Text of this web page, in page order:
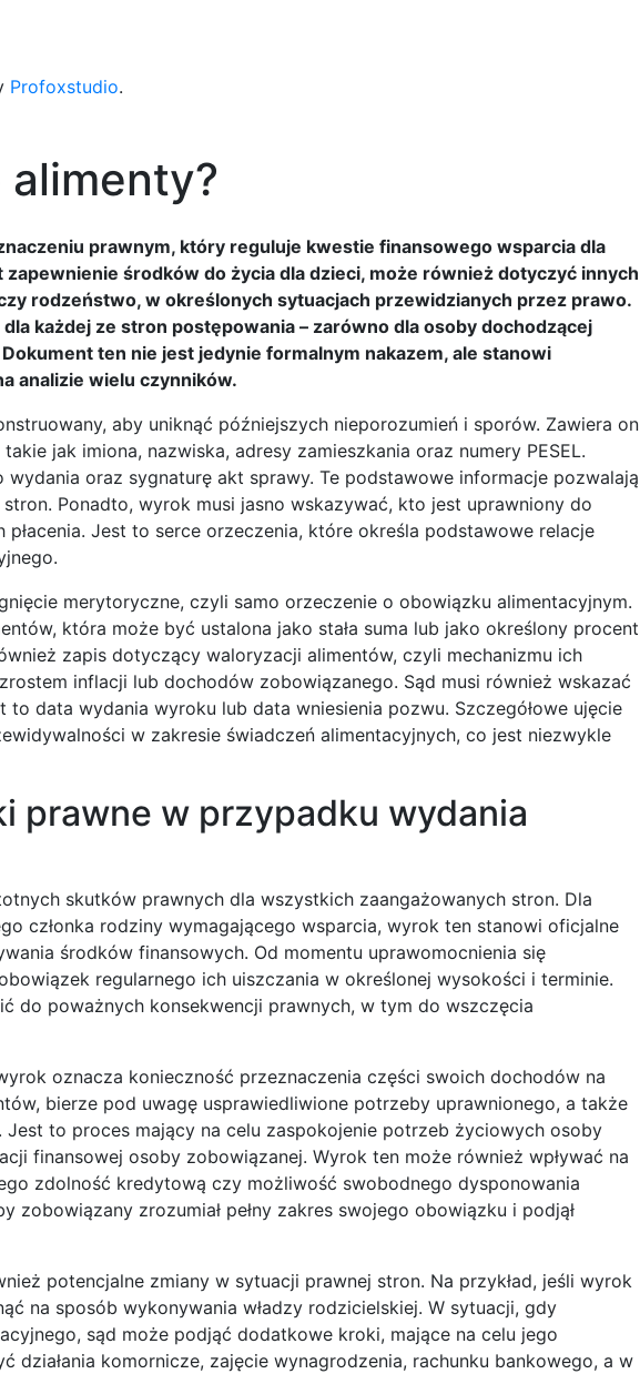
Profoxstudio.
prawnym, który reguluje kwestie finansowego wsparcia dla
środków do życia dla dzieci, może również dotyczyć innych
rodzeństwo, w określonych sytuacjach przewidzianych przez prawo.
każdej ze stron postępowania – zarówno dla osoby dochodzącej
ten nie jest jedynie formalnym nakazem, ale stanowi
analizie wielu czynników.
aby uniknąć późniejszych nieporozumień i sporów. Zawiera on
jak imiona, nazwiska, adresy zamieszkania oraz numery PESEL.
oraz sygnaturę akt sprawy. Te podstawowe informacje pozwalają
Ponadto, wyrok musi jasno wskazywać, kto jest uprawniony do
Jest to serce orzeczenia, które określa podstawowe relacje
merytoryczne, czyli samo orzeczenie o obowiązku alimentacyjnym.
która może być ustalona jako stała suma lub jako określony procent
zapis dotyczący waloryzacji alimentów, czyli mechanizmu ich
inflacji lub dochodów zobowiązanego. Sąd musi również wskazać
data wydania wyroku lub data wniesienia pozwu. Szczegółowe ujęcie
w zakresie świadczeń alimentacyjnych, co jest niezwykle
prawne w przypadku wydania
skutków prawnych dla wszystkich zaangażowanych stron. Dla
członka rodziny wymagającego wsparcia, wyrok ten stanowi oficjalne
środków finansowych. Od momentu uprawomocnienia się
regularnego ich uiszczania w określonej wysokości i terminie.
do poważnych konsekwencji prawnych, w tym do wszczęcia
oznacza konieczność przeznaczenia części swoich dochodów na
bierze pod uwagę usprawiedliwione potrzeby uprawnionego, a także
to proces mający na celu zaspokojenie potrzeb życiowych osoby
finansowej osoby zobowiązanej. Wyrok ten może również wpływać na
zdolność kredytową czy możliwość swobodnego dysponowania
zobowiązany zrozumiał pełny zakres swojego obowiązku i podjął
potencjalne zmiany w sytuacji prawnej stron. Na przykład, jeśli wyrok
na sposób wykonywania władzy rodzicielskiej. W sytuacji, gdy
sąd może podjąć dodatkowe kroki, mające na celu jego
działania komornicze, zajęcie wynagrodzenia, rachunku bankowego, a w